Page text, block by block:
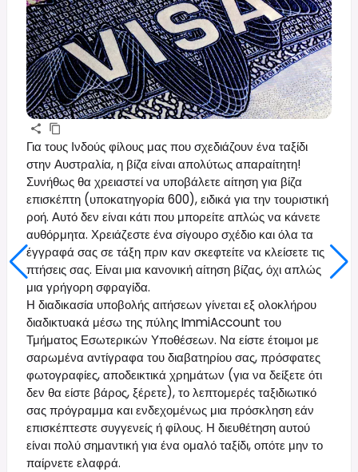
Για τους Ινδούς φίλους μας που σχεδιάζουν ένα ταξίδι
στην Αυστραλία, η βίζα είναι απολύτως απαραίτητη!
Συνήθως θα χρειαστεί να υποβάλετε αίτηση για βίζα
επισκέπτη (υποκατηγορία 600), ειδικά για την τουριστική
ροή. Αυτό δεν είναι κάτι που μπορείτε απλώς να κάνετε
αυθόρμητα. Χρειάζεστε ένα σίγουρο σχέδιο και όλα τα
έγγραφά σας σε τάξη πριν καν σκεφτείτε να κλείσετε τις
πτήσεις σας. Είναι μια κανονική αίτηση βίζας, όχι απλώς
μια γρήγορη σφραγίδα.
Η διαδικασία υποβολής αιτήσεων γίνεται εξ ολοκλήρου
διαδικτυακά μέσω της πύλης ImmiAccount του
Τμήματος Εσωτερικών Υποθέσεων. Να είστε έτοιμοι με
σαρωμένα αντίγραφα του διαβατηρίου σας, πρόσφατες
φωτογραφίες, αποδεικτικά χρημάτων (για να δείξετε ότι
δεν θα είστε βάρος, ξέρετε), το λεπτομερές ταξιδιωτικό
σας πρόγραμμα και ενδεχομένως μια πρόσκληση εάν
επισκέπτεστε συγγενείς ή φίλους. Η διευθέτηση αυτού
είναι πολύ σημαντική για ένα ομαλό ταξίδι, οπότε μην το
παίρνετε ελαφρά.